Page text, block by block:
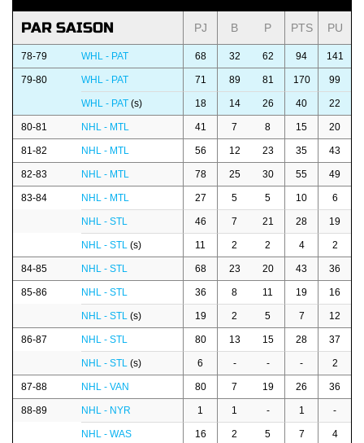
PAR SAISON PJ B P PTS PU
78-79 WHL - PAT 68 32 62 94 141
79-80 WHL - PAT 71 89 81 170 99
WHL - PAT (s) 18 14 26 40 22
80-81 NHL - MTL 41 7 8 15 20
81-82 NHL - MTL 56 12 23 35 43
82-83 NHL - MTL 78 25 30 55 49
83-84 NHL - MTL 27 5 5 10 6
NHL - STL 46 7 21 28 19
NHL - STL (s) 11 2 2 4 2
84-85 NHL - STL 68 23 20 43 36
85-86 NHL - STL 36 8 11 19 16
NHL - STL (s) 19 2 5 7 12
86-87 NHL - STL 80 13 15 28 37
NHL - STL (s) 6 - - - 2
87-88 NHL - VAN 80 7 19 26 36
88-89 NHL - NYR 1 1 - 1 -
NHL - WAS 16 2 5 7 4